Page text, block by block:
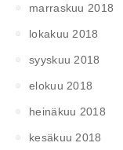
marraskuu 2018
lokakuu 2018
syyskuu 2018
elokuu 2018
heinäkuu 2018
kesäkuu 2018